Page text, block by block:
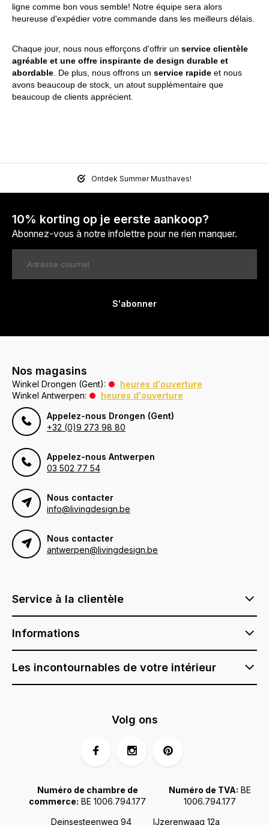
ligne comme bon vous semble! Notre équipe sera alors
heureuse d'expédier votre commande dans les meilleurs délais.
Chaque jour, nous nous efforçons d'offrir un service clientèle
agréable et une offre inspirante de design durable et
abordable De plus, nous offrons un service rapide et nous
avons beaucoup de stock, un atout supplémentaire que
beaucoup de clients apprécient.
Ontdek Summer Musthaves!
10% korting op je eerste aankoop?
Abonnez-vous à notre infolettre pour ne rien manquer.
S'abonner
Nos magasins
Winkel Drongen (Gent):
heures d'ouverture
Winkel Antwerpen:
heures d'ouverture
Appelez-nous Drongen (Gent)
+32 (0)9 273 98 80
Appelez-nous Antwerpen
03 502 77 54
Nous contacter
info@livingdesign.be
Nous contacter
antwerpen@livingdesign.be
Service à la clientèle
Informations
Les incontournables de votre intérieur
Deinsesteenweg 94 IJzerenwaag 12a
Numéro de chambre de
commerce: BE 1006.794.177
Numéro de TVA: BE
1006.794.177
Volg ons